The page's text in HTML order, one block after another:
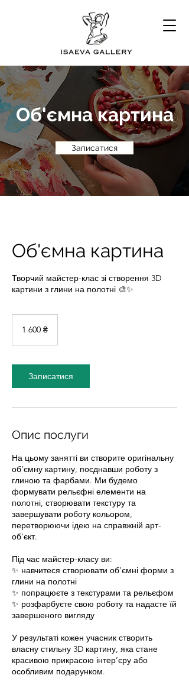
Об'ємна картина
Записатися
Об'ємна картина
Творчий майстер-клас зі створення 3D
картини з глини на полотні 🎨✨
гривень
1 600 ₴
Записатися
Опис послуги
На цьому занятті ви створите оригінальну
об’ємну картину, поєднавши роботу з
глиною та фарбами. Ми будемо
формувати рельєфні елементи на
полотні, створювати текстуру та
завершувати роботу кольором,
перетворюючи ідею на справжній арт-
об’єкт.
Під час майстер-класу ви:
✨ навчитеся створювати об’ємні форми з
глини на полотні
✨ попрацюєте з текстурами та рельєфом
✨ розфарбуєте свою роботу та надасте їй
завершеного вигляду
У результаті кожен учасник створить
власну стильну 3D картину, яка стане
красивою прикрасою інтер’єру або
особливим подарунком.